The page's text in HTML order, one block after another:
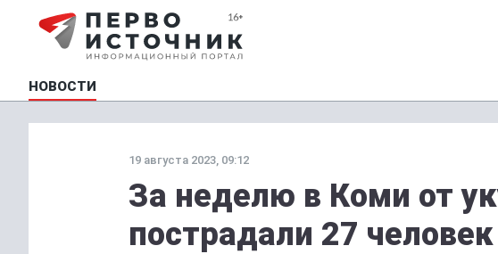
НОВОСТИ
19 августа 2023, 09:12
За неделю в Коми от
пострадали 27 человек